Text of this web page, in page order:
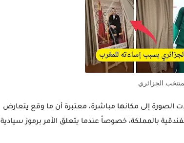
الجزائري
الصورة إلى مكانها مباشرة، معتبرة أن ما وقع يتعارض
بالمملكة، خصوصاً عندما يتعلق الأمر برموز سيادية